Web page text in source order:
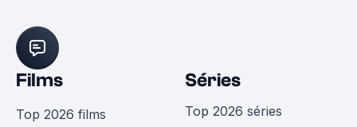
Films
Top 2026 films
Séries
Top 2026 séries